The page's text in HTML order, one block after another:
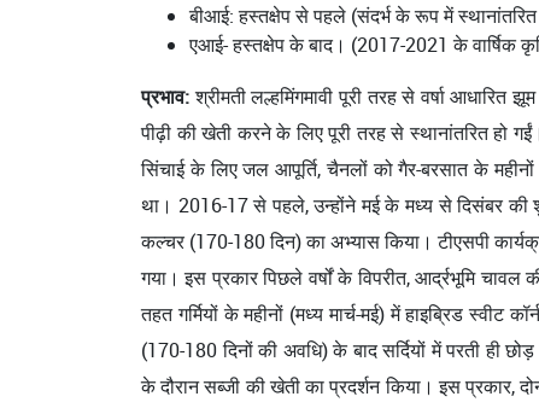
बीआई: हस्तक्षेप से पहले (संदर्भ के रूप में
एआई- हस्तक्षेप के बाद। (2017-2021 के वार्षिक
प्रभाव:श्रीमती लल्हमिंगमावी पूरी तरह से वर्षा
पीढ़ी की खेती करने के लिए पूरी तरह से स्थानांतरित हो
सिंचाई के लिए जल आपूर्ति, चैनलों को गैर-बरसात के
था। 2016-17 से पहले, उन्होंने मई के मध्य से दिसंबर की
कल्चर (170-180 दिन) का अभ्यास किया। टीएसपी
गया। इस प्रकार पिछले वर्षों के विपरीत, आर्द्रभूमि
तहत गर्मियों के महीनों (मध्य मार्च-मई) में हाइब्रिड
(170-180 दिनों की अवधि) के बाद सर्दियों में परती ही
के दौरान सब्जी की खेती का प्रदर्शन किया। इस प्रकार,